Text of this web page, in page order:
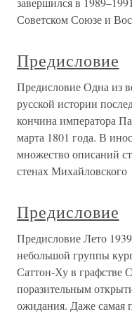
Советском Союзе и
Предисловие
Предисловие Одна из
русской истории
кончина императора
марта 1801 года. В
множество описаний
стенах Михайловского
Предисловие
Предисловие Лето
небольшой группы
Саттон-Ху в графстве
поразительным
ожидания. Даже самая